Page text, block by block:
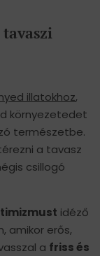
illatokhoz,
környezetedet
természetbe.
a tavasz
csillogó
idéző ​​
amikor erős,
a friss és